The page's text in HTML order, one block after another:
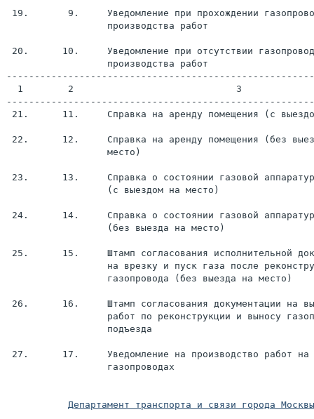
19.       9.     Уведомление при прохождении
                  производства работ
20.      10.     Уведомление при отсутствии
                  производства работ
  1        2                             3
21.      11.     Справка на аренду помещения (с
22.      12.     Справка на аренду помещения (без
                  место)
23.      13.     Справка о состоянии газовой
                  (с выездом на место)
24.      14.     Справка о состоянии газовой
                  (без выезда на место)
25.      15.     Штамп согласования исполнительной
на врезку и пуск газа после
                  газопровода (без выезда на место)
26.      16.     Штамп согласования документации на
работ по реконструкции и выносу
                  подъезда
27.      17.     Уведомление на производство работ на
                  газопроводах
Департамент транспорта и связи города Москвы